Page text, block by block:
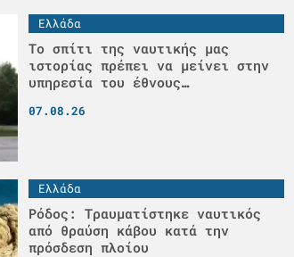
Ελλάδα
Το σπίτι της ναυτικής μας
ιστορίας πρέπει να μείνει στην
υπηρεσία του έθνους…
07.08.26
Ελλάδα
Ρόδος: Τραυματίστηκε ναυτικός
από θραύση κάβου κατά την
πρόσδεση πλοίου